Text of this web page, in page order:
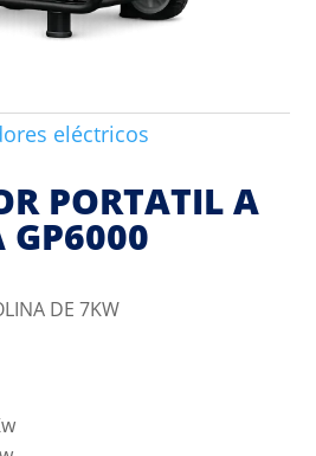
eléctricos
PORTATIL A
GP6000
DE 7KW